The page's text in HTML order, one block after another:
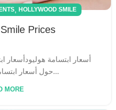
, HOLLYWOOD SMILE
Prices
أسعار ابتسامة هوليودأسعار
حول أسعار ابتسامة هوليود والتكل...
MORE